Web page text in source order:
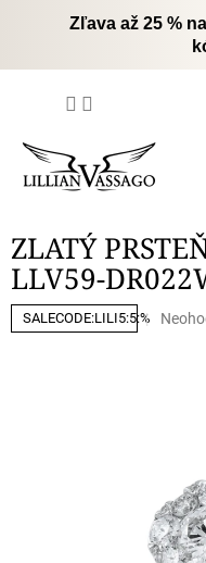
Zľava až 25 %
ZLATÝ
LLV59-
SALECODE:LILI5:5:%